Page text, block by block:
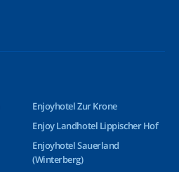
Enjoyhotel Zur Krone
Enjoy Landhotel Lippischer Hof
Enjoyhotel Sauerland
(Winterberg)